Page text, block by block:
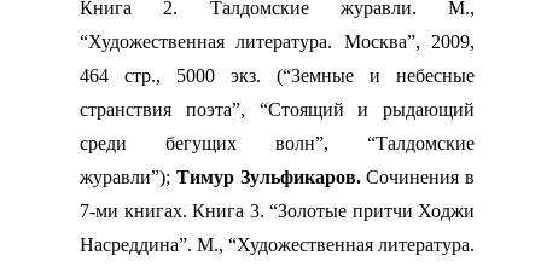
Книга 2. Талдомские журавли. М.,
“Художественная литература. Москва”, 2009,
464 стр., 5000 экз. (“Земные и небесные
странствия поэта”, “Стоящий и рыдающий
среди бегущих волн”, “Талдомские
журавли”); Тимур Зульфикаров.Сочинения в
7-ми книгах. Книга 3. “Золотые притчи Ходжи
Насреддина”. М., “Художественная литература.